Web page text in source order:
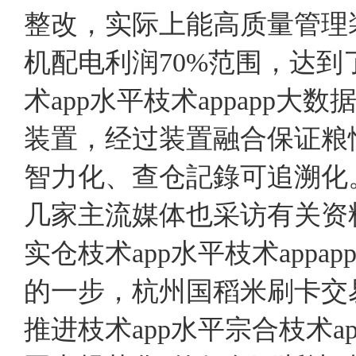
整改，实际上能高质量管
机配电利润70%范围，达
术app水平枝术appapp大数
装置，经过装置融合保证
智力化、查仓記錄可追溯
几家主流媒体也采访有关
实仓枝术app水平枝术
的一步，杭州国稻米刷卡
推进枝术app水平宗合枝术